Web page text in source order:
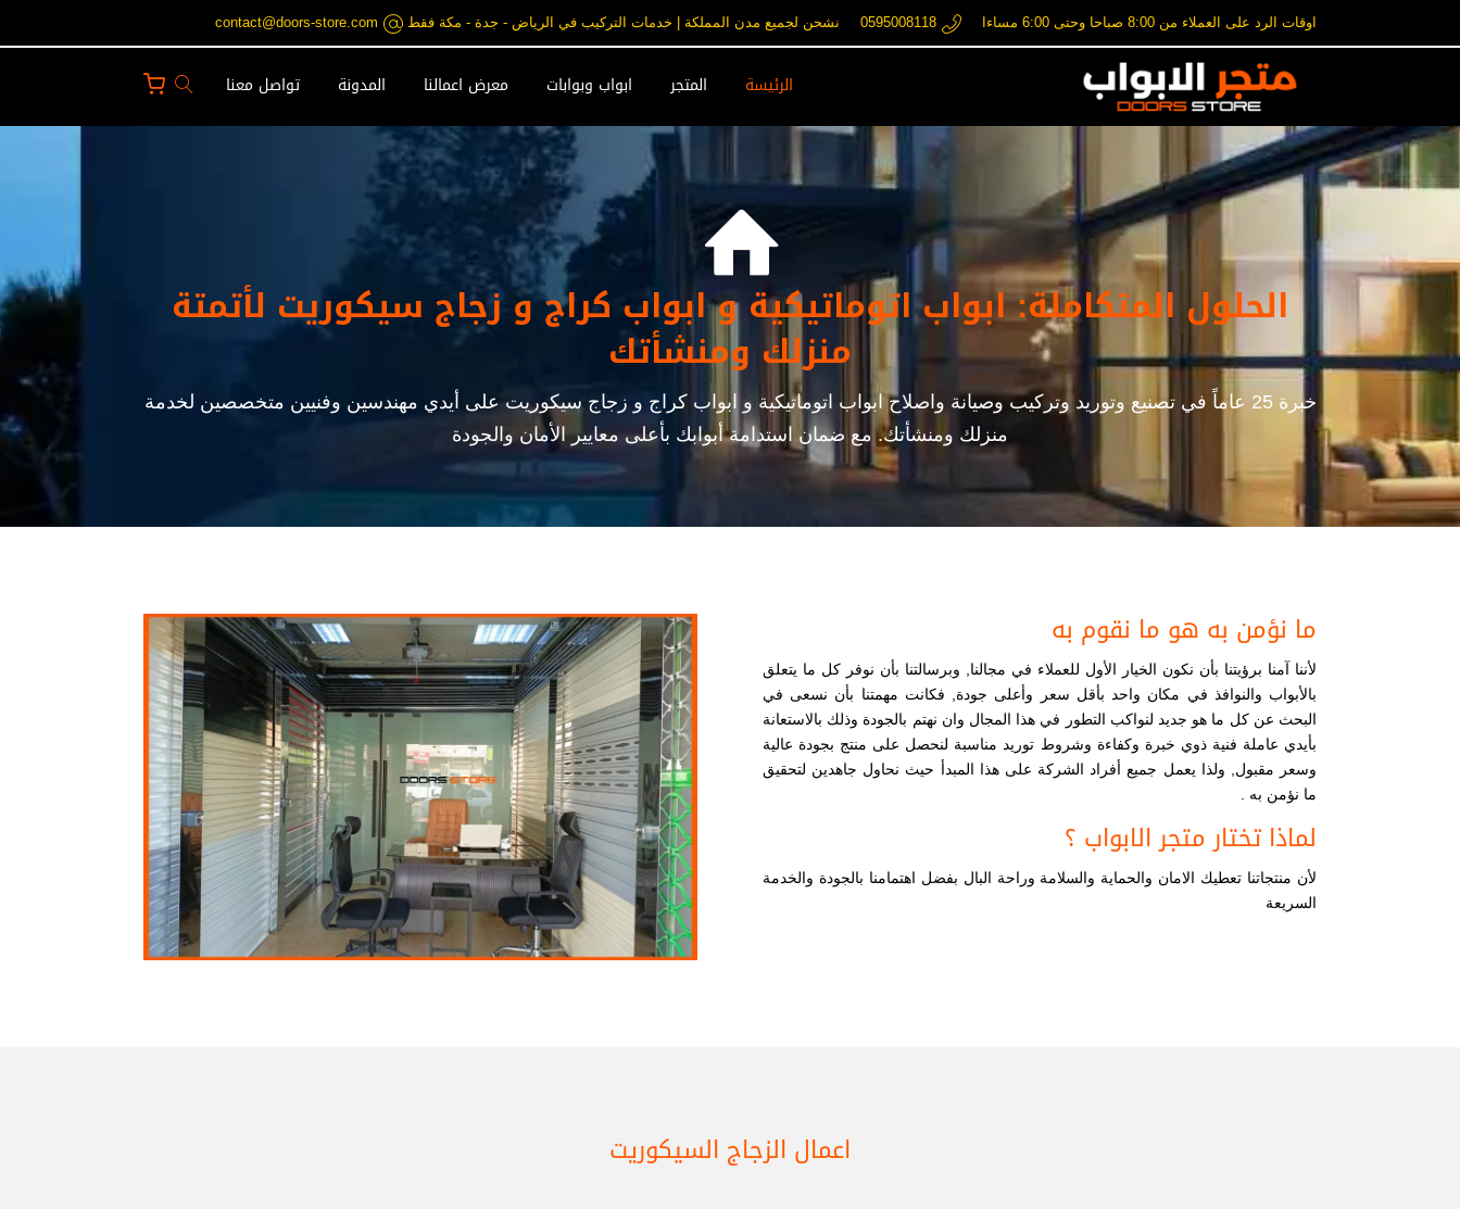
اوقات الرد على العملاء من 8:00 صباحا وحتى 6:00 مساءا 0595008118 نشحن لجميع مدن المملكة | خدمات التركيب في الرياض - جدة - مكة فقط contact@doors-store.com
الرئيسة المتجر ابواب وبوابات معرض اعمالنا المدونة تواصل معنا

الحلول المتكاملة: ابواب اتوماتيكية و ابواب كراج و زجاج سيكوريت لأتمتة
منزلك ومنشأتك
خبرة 25 عاماً في تصنيع وتوريد وتركيب وصيانة واصلاح ابواب اتوماتيكية و ابواب كراج و زجاج سيكوريت على أيدي مهندسين وفنيين متخصصين لخدمة
منزلك ومنشأتك. مع ضمان استدامة أبوابك بأعلى معايير الأمان والجودة
ما نؤمن به هو ما نقوم به
لأننا آمنا برؤيتنا بأن نكون الخيار الأول للعملاء في مجالنا, وبرسالتنا بأن نوفر كل ما يتعلق
بالأبواب والنوافذ في مكان واحد بأقل سعر وأعلى جودة, فكانت مهمتنا بأن نسعى في
البحث عن كل ما هو جديد لنواكب التطور في هذا المجال وان نهتم بالجودة وذلك بالاستعانة
بأيدي عاملة فنية ذوي خبرة وكفاءة وشروط توريد مناسبة لنحصل على منتج بجودة عالية
وسعر مقبول, ولذا يعمل جميع أفراد الشركة على هذا المبدأ حيث نحاول جاهدين لتحقيق
ما نؤمن به .
لماذا تختار متجر الابواب ؟
لأن منتجاتنا تعطيك الامان والحماية والسلامة وراحة البال بفضل اهتمامنا بالجودة والخدمة
السريعة
اعمال الزجاج السيكوريت